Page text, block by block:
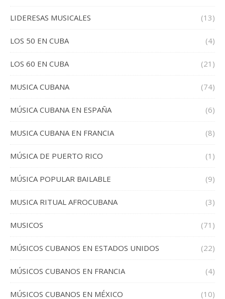
LIDERESAS MUSICALES (13)
LOS 50 EN CUBA (4)
LOS 60 EN CUBA (21)
MUSICA CUBANA (74)
MÚSICA CUBANA EN ESPAÑA (6)
MUSICA CUBANA EN FRANCIA (8)
MÚSICA DE PUERTO RICO (1)
MÚSICA POPULAR BAILABLE (9)
MUSICA RITUAL AFROCUBANA (3)
MUSICOS (71)
MÚSICOS CUBANOS EN ESTADOS UNIDOS (22)
MÚSICOS CUBANOS EN FRANCIA (4)
MÚSICOS CUBANOS EN MÉXICO (10)